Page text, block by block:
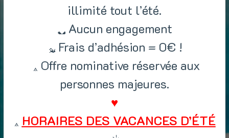
illimité tout l’été.
Aucun engagement
Frais d’adhésion = 0€ !
Offre nominative réservée aux
personnes majeures.
♥
HORAIRES DES VACANCES D’ÉTÉ